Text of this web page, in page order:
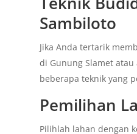
Sambiloto
Jika Anda tertarik
di Gunung Slamet
beberapa teknik yang
Pemilihan
Pilihlah lahan dengan